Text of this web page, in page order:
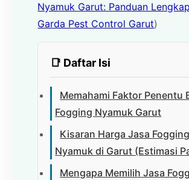
Nyamuk Garut: Panduan
Garda Pest Control Garut)
📑 Daftar Isi
Memahami Faktor Penentu
Fogging Nyamuk Garut
Kisaran Harga Jasa Fogging
Nyamuk di Garut (Estimasi
Mengapa Memilih Jasa